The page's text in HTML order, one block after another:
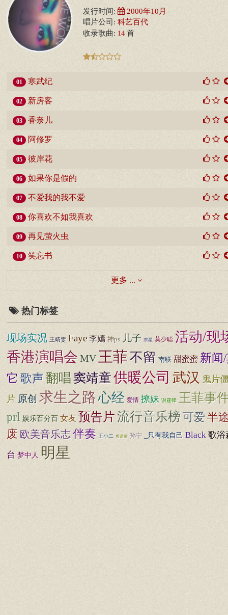
发行时间: 2000年10月
唱片公司: 科艺百代
收录歌曲: 14 首
01 寒武纪
02 新房客
03 香奈儿
04 阿修罗
05 彼岸花
06 如果你是假的
07 不爱我的我不爱
08 你喜欢不如我喜欢
09 再见萤火虫
10 笑忘书
更多 ...
热门标签
现场实况 王靖雯 Faye 李嫣 神ps 儿子 东星 莫少聪 活动/现
香港演唱会 MV 王菲不留 南联 甜蜜蜜 新闻
它 歌声翻唱窦靖童供暖公司 武汉 鬼片
片 原创 求生之路心经 爱情 撩妹 谢霆锋 王菲事
prl 娱乐百分百 女友 预告片流行音乐榜可爱半
废 欧美音乐志伴奏 王小二 粤语歌 孙宁 _只有我自己 Black 歌浴
台 梦中人 明星